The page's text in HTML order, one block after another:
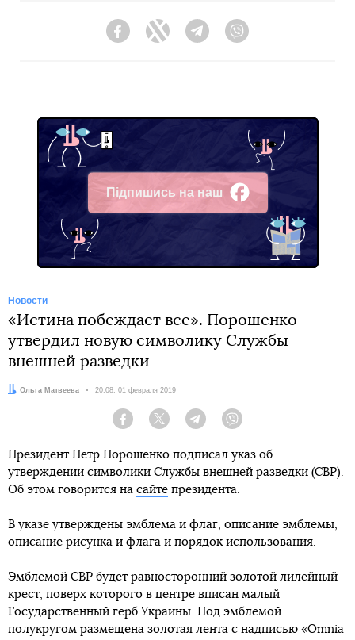
FacebookTwitter Telegram
Підпишись на наш
Facebook
Новости
«Истина побеждает все». Порошенко
утвердил новую символику Службы
внешней разведки
Автор:
Ольга Матвеева Дата:
20:08, 01 февраля 2019
Facebook Twitter Telegram
Президент Петр Порошенко подписал указ об
утверждении символики Службы внешней разведки (СВР).
Об этом говорится на сайте президента.
В указе утверждены эмблема и флаг, описание эмблемы,
описание рисунка и флага и порядок использования.
Эмблемой СВР будет равносторонний золотой лилейный
крест, поверх которого в центре вписан малый
Государственный герб Украины. Под эмблемой
полукругом размещена золотая лента с надписью «Omnia